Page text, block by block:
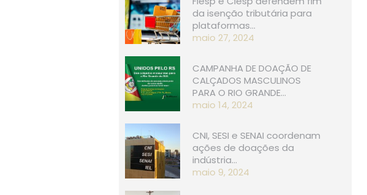
da isenção tributária para
plataformas…
maio 27, 2024
CAMPANHA DE DOAÇÃO DE
CALÇADOS MASCULINOS
PARA O RIO GRANDE…
maio 14, 2024
CNI, SESI e SENAI coordenam
ações de doações da
indústria…
maio 9, 2024